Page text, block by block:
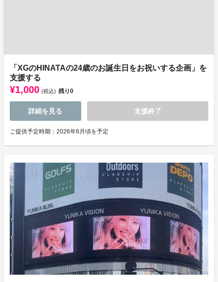
「XGのHINATAの24歳のお誕生日をお祝いする企画」を
支援する
¥1,000 (税込) 残り0
詳細を見る 支援終了
ご提供予定時期：2026年6月頃を予定